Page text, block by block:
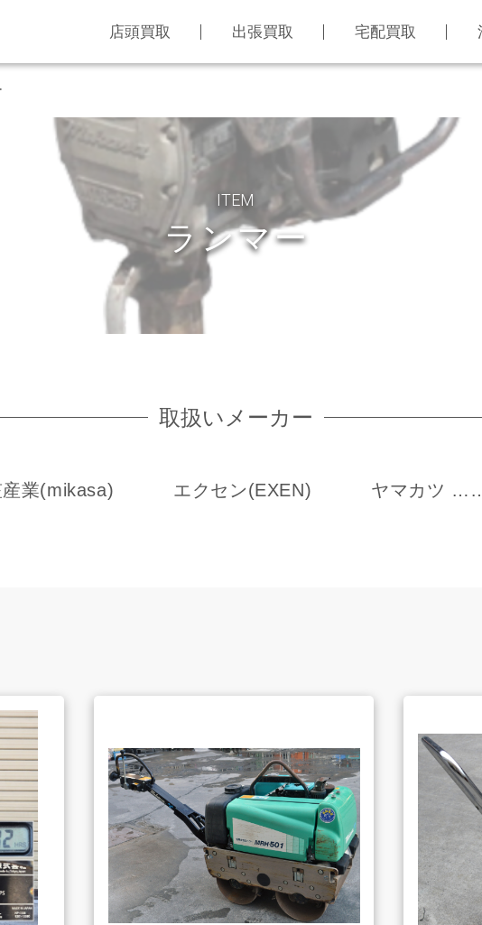
店頭買取 出張買取 宅配買取
LINE査定
AMESYO MAGAGINE
アー
リ！
ITEM
ランマー
取扱いメーカー
業(mikasa) エクセン(EXEN) ヤマカツ